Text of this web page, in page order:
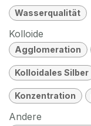
Wasserqualität
Kolloide
Agglomeration
Kolloidales Silber
Konzentration
Andere